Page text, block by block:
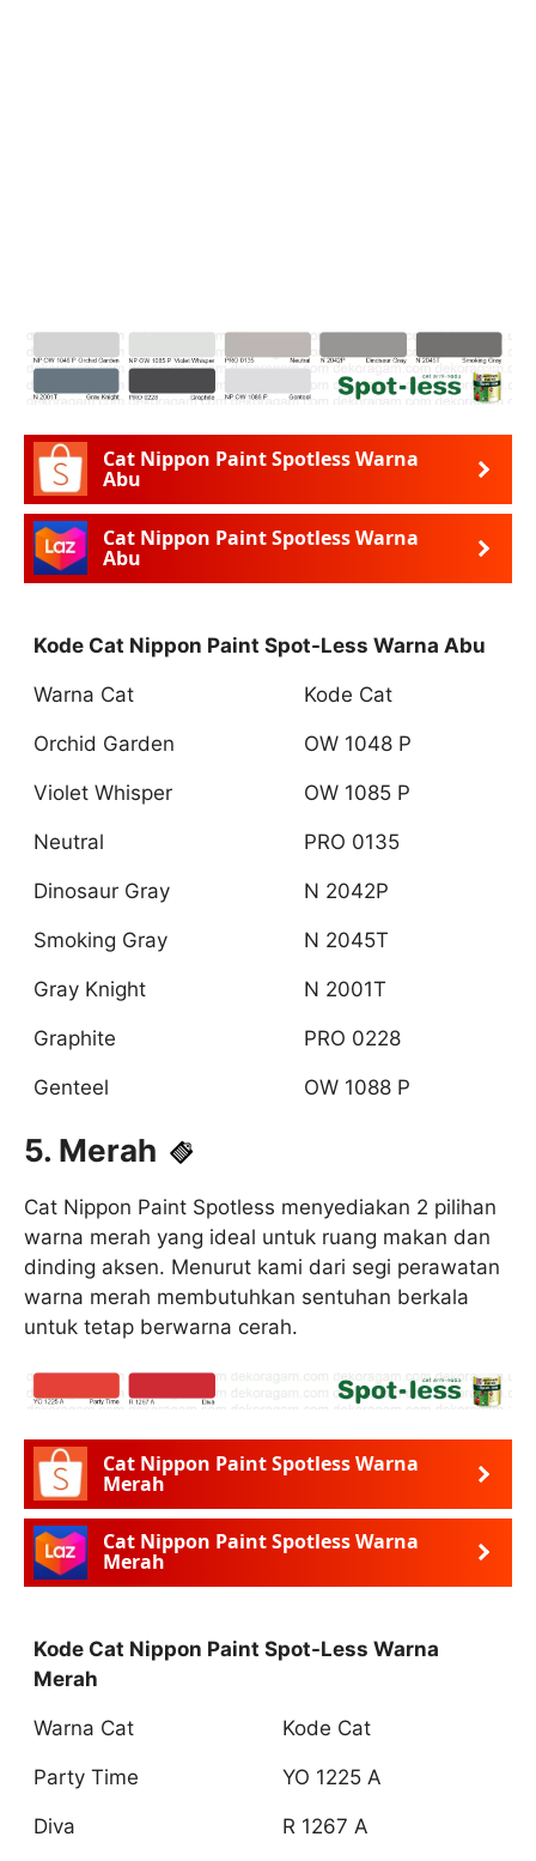
Cat Nippon Paint Spotless Warna
Abu
Cat Nippon Paint Spotless Warna
Abu
Kode Cat Nippon Paint Spot-Less Warna Abu
Warna Cat Kode Cat
Orchid Garden OW 1048 P
Violet Whisper OW 1085 P
Neutral PRO 0135
Dinosaur Gray N 2042P
Smoking Gray N 2045T
Gray Knight N 2001T
Graphite PRO 0228
Genteel OW 1088 P
5. Merah
Cat Nippon Paint Spotless menyediakan 2 pilihan
warna merah yang ideal untuk ruang makan dan
dinding aksen. Menurut kami dari segi perawatan
warna merah membutuhkan sentuhan berkala
untuk tetap berwarna cerah.
Cat Nippon Paint Spotless Warna
Merah
Cat Nippon Paint Spotless Warna
Merah
Kode Cat Nippon Paint Spot-Less Warna
Merah
Warna Cat Kode Cat
Party Time YO 1225 A
Diva R 1267 A